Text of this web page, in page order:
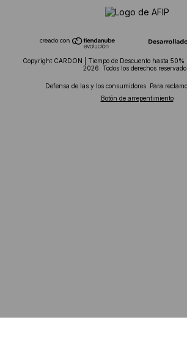
Copyright CARDON | Tiempo de Descuento hasta
2026. Todos los derechos
Defensa de las y los consumidores. Para
Botón de arrepentimiento